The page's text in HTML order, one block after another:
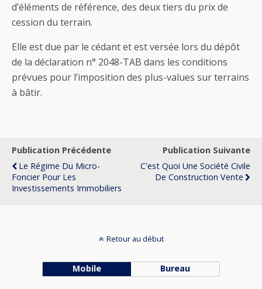
d’éléments de référence, des deux tiers du prix de
cession du terrain.
Elle est due par le cédant et est versée lors du dépôt
de la déclaration n° 2048-TAB dans les conditions
prévues pour l’imposition des plus-values sur terrains
à bâtir.
Publication Précédente
Le Régime Du Micro-
Foncier Pour Les
Investissements Immobiliers
Publication Suivante
C'est Quoi Une Société Civile
De Construction Vente
Retour au début
Mobile Bureau